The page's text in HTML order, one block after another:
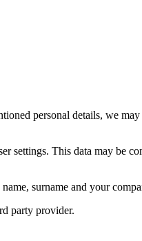
personal details, we
settings. This data may be
surname and your
party provider.